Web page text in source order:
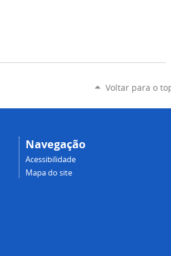
Voltar para o
Navegação
Acessibilidade
Mapa do site